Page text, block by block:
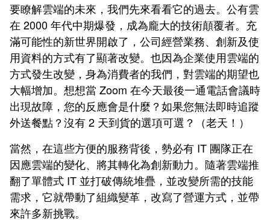
要瞭解雲端的未來，我們先來看看它的過去。公有雲
在 2000 年代中期爆發，成為龐大的技術顛覆者。充
滿可能性的新世界開啟了，公司經營業務、創新及使
用資料的方式有了顯著改變。也因為企業使用雲端的
方式發生改變，身為消費者的我們，對雲端的期望也
大幅增加。想想當 Zoom 在今天最後一通電話會議時
出現故障，您的反應會是什麼？如果您無法即時追蹤
外送餐點？沒有 2 天到貨的選項可選？（老天！）
當然，在這些方便的服務背後，勢必有 IT 團隊正在
因應雲端的變化、將其轉化為創新動力。隨著雲端推
翻了單體式 IT 並打破傳統堆疊，並改變所需的技能
需求，它就帶動了組織變革，改寫了營運方式，並帶
來許多新挑戰。